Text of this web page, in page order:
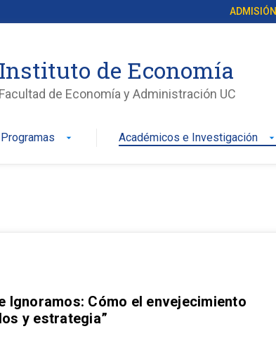
ADMISIÓN
Instituto de Economía
Facultad de Economía y Administración UC
Programas arrow_drop_down Académicos e Investigación arrow_drop_down
Ignoramos: Cómo el envejecimiento
y estrategia”